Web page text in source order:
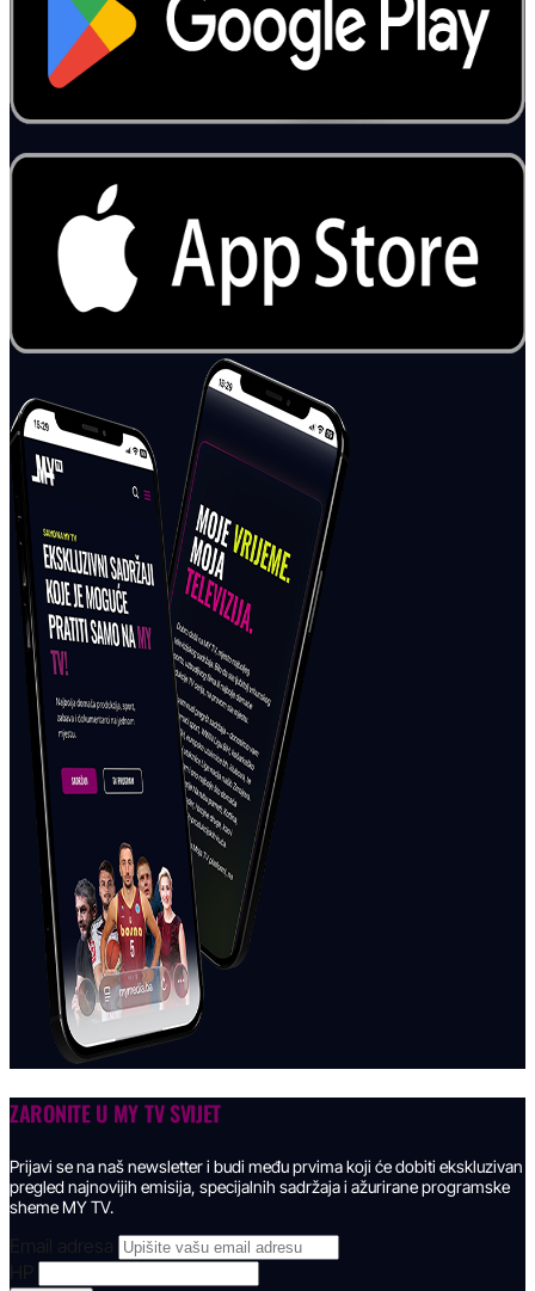
ZARONITE U MY TV SVIJET
Prijavi se na naš newsletter i budi među prvima koji će dobiti ekskluzivan
pregled najnovijih emisija, specijalnih sadržaja i ažurirane programske
sheme MY TV.
Email adresa